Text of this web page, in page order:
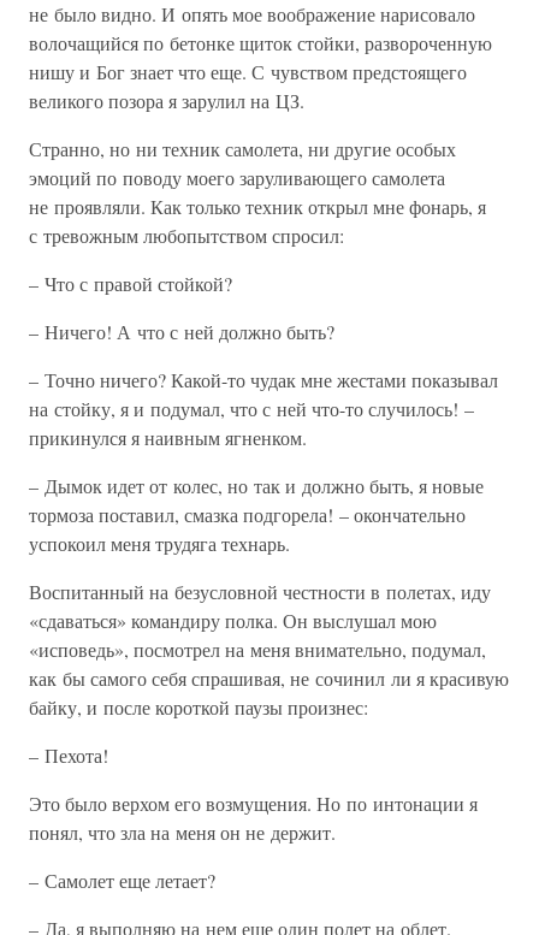
не было видно. И опять мое воображение нарисовало
волочащийся по бетонке щиток стойки, развороченную
нишу и Бог знает что еще. С чувством предстоящего
великого позора я зарулил на ЦЗ.
Странно, но ни техник самолета, ни другие особых
эмоций по поводу моего заруливающего самолета
не проявляли. Как только техник открыл мне фонарь, я
с тревожным любопытством спросил:
– Что с правой стойкой?
– Ничего! А что с ней должно быть?
– Точно ничего? Какой-то чудак мне жестами показывал
на стойку, я и подумал, что с ней что-то случилось! –
прикинулся я наивным ягненком.
– Дымок идет от колес, но так и должно быть, я новые
тормоза поставил, смазка подгорела! – окончательно
успокоил меня трудяга технарь.
Воспитанный на безусловной честности в полетах, иду
«сдаваться» командиру полка. Он выслушал мою
«исповедь», посмотрел на меня внимательно, подумал,
как бы самого себя спрашивая, не сочинил ли я красивую
байку, и после короткой паузы произнес:
– Пехота!
Это было верхом его возмущения. Но по интонации я
понял, что зла на меня он не держит.
– Самолет еще летает?
– Да, я выполняю на нем еще один полет на облет.